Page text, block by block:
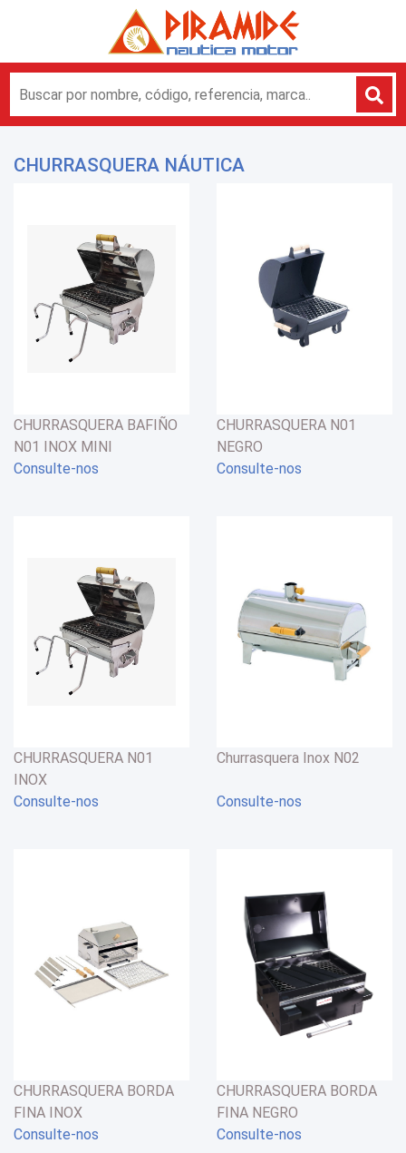
CHURRASQUERA NÁUTICA
CHURRASQUERA BAFIÑO
N01 INOX MINI
Consulte-nos
CHURRASQUERA N01
NEGRO
Consulte-nos
CHURRASQUERA N01
INOX
Consulte-nos
Churrasquera Inox N02
Consulte-nos
CHURRASQUERA BORDA
FINA INOX
Consulte-nos
CHURRASQUERA BORDA
FINA NEGRO
Consulte-nos